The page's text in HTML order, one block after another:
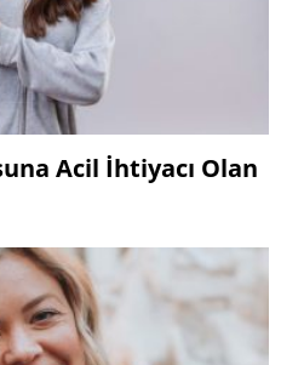
Acil İhtiyacı Olan